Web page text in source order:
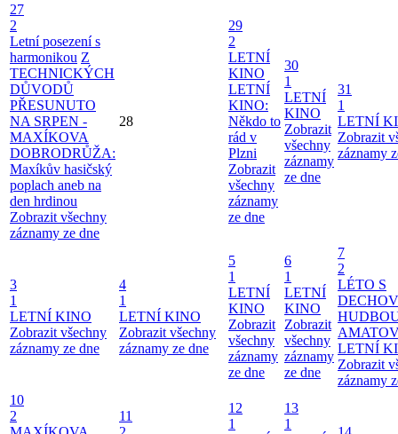
27
2
Letní posezení s
harmonikou Z
TECHNICKÝCH
DŮVODŮ
PŘESUNUTO
NA SRPEN -
MAXÍKOVA
DOBRODRŮŽA:
Maxíkův hasičský
poplach aneb na
den hrdinou
Zobrazit všechny
záznamy ze dne
28
29
2
LETNÍ
KINO
LETNÍ
KINO:
Někdo to
rád v
Plzni
Zobrazit
všechny
záznamy
ze dne
30
1
LETNÍ
KINO
Zobrazit
všechny
záznamy
ze dne
31
1
LETNÍ
Zobrazit
záznamy
3
1
LETNÍ KINO
Zobrazit všechny
záznamy ze dne
4
1
LETNÍ KINO
Zobrazit všechny
záznamy ze dne
5
1
LETNÍ
KINO
Zobrazit
všechny
záznamy
ze dne
6
1
LETNÍ
KINO
Zobrazit
všechny
záznamy
ze dne
7
2
LÉTO S
LETNÍ
Zobrazit
záznamy
10
2
11
12
1
13
1